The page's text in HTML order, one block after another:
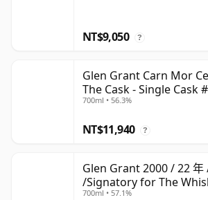
NT$9,050 ?
Glen Grant Carn Mor
The Cask - Single Cask
700ml • 56.3%
NT$11,940 ?
Glen Grant 2000 / 22
/Signatory for The
700ml • 57.1%